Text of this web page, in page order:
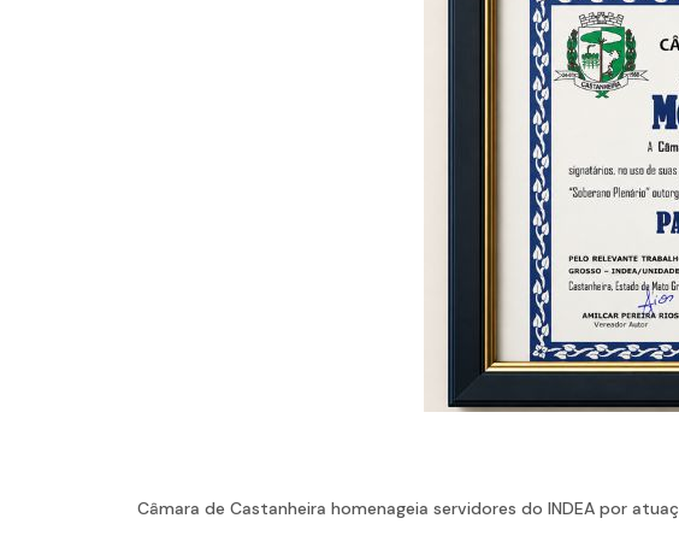
Câmara de Castanheira homenageia servidores do INDEA por